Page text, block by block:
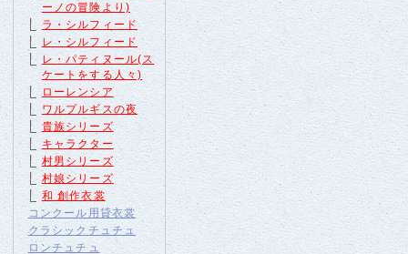
ーノの冒険より)
ラ・シルフィード
レ・シルフィード
レ・パティヌール(ス
ケートをする人々)
ローレンシア
ワルプルギスの夜
貴族シリーズ
キャラクター
村男シリーズ
村娘シリーズ
和 創作衣裳
コンクール用貸衣裳
クラシックチュチュ
ロンチュチュ